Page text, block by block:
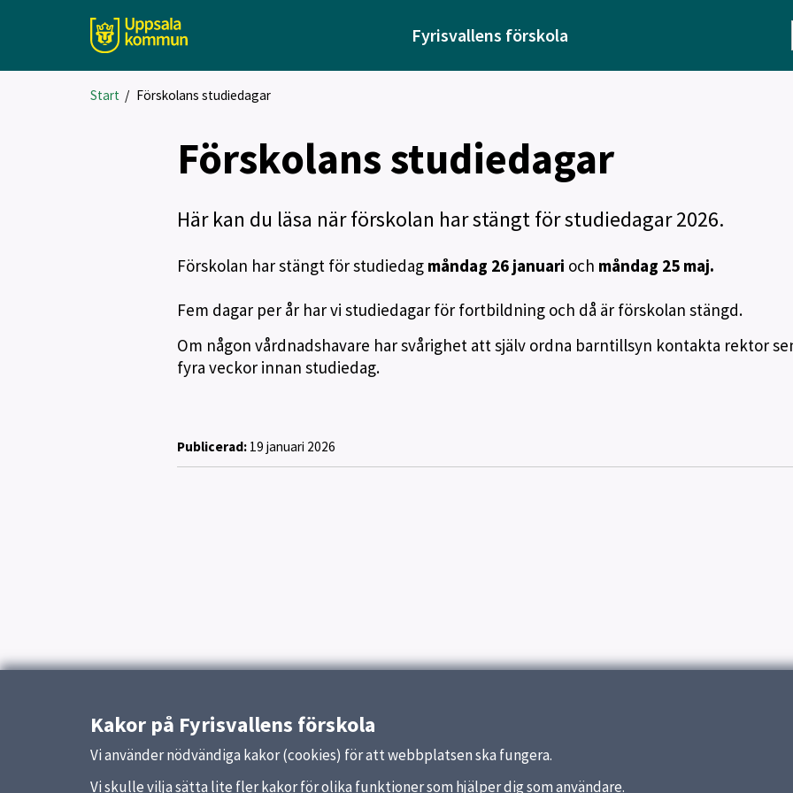
Fyrisvallens förskola
Start / Förskolans studiedagar
Förskolans studiedagar
Här kan du läsa när förskolan har stängt för studiedagar 2026.
Förskolan har stängt för studiedagmåndag 26 januari och måndag 25 maj.
Fem dagar per år har vi studiedagar för fortbildning och då är förskolan stängd.
Om någon vårdnadshavare har svårighet att själv ordna barntillsyn kontakta rektor
fyra veckor innan studiedag.
Publicerad:19 januari 2026
Kakor på Fyrisvallens förskola
Vi använder nödvändiga kakor (cookies) för att webbplatsen ska fungera.
Vi skulle vilja sätta lite fler kakor för olika funktioner som hjälper dig som användare.